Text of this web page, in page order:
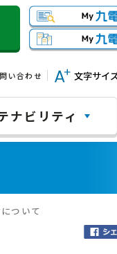
い合わせ 文字サイ
ナビリティ
ついて